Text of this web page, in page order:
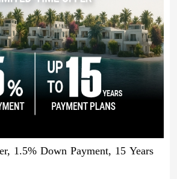
1.5% Down Payment, 15 Years